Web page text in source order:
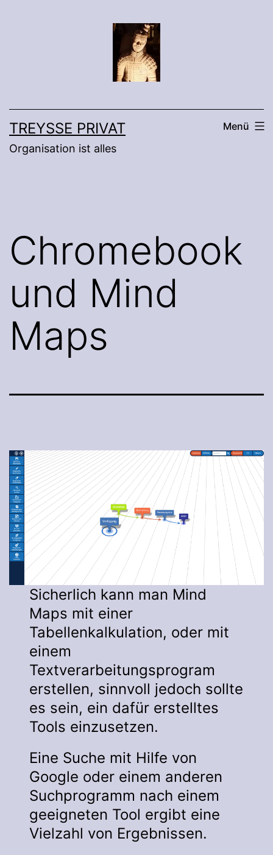
TREYSSE PRIVAT
Organisation ist alles
Menü
Chromebook
und Mind
Maps
Sicherlich kann man Mind
Maps mit einer
Tabellenkalkulation, oder mit
einem
Textverarbeitungsprogram
erstellen, sinnvoll jedoch sollte
es sein, ein dafür erstelltes
Tools einzusetzen.
Eine Suche mit Hilfe von
Google oder einem anderen
Suchprogramm nach einem
geeigneten Tool ergibt eine
Vielzahl von Ergebnissen.